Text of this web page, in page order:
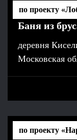
Баня из
деревня
Московская
по проекту
по проекту